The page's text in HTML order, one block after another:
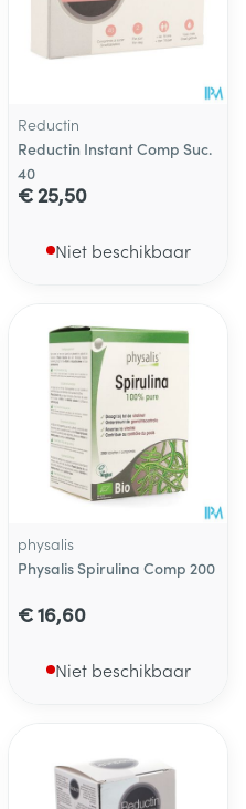
Reductin
Reductin Instant Comp Suc.
40
€ 25,50
Niet beschikbaar
physalis
Physalis Spirulina Comp 200
€ 16,60
Niet beschikbaar